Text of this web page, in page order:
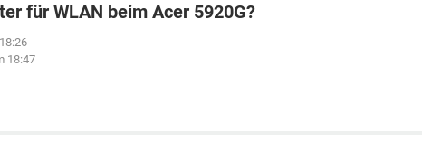
für WLAN beim Acer 5920G?
18:47